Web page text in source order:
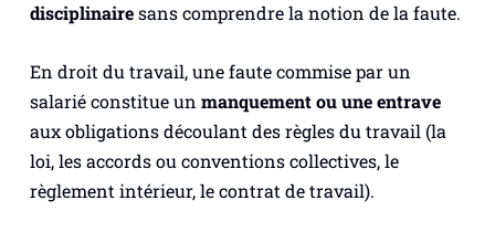
disciplinairesans comprendre la notion de la faute.
En droit du travail, une faute commise par un
salarié constitue un manquement ou une entrave
aux obligations découlant des règles du travail (la
loi, les accords ou conventions collectives, le
règlement intérieur, le contrat de travail).